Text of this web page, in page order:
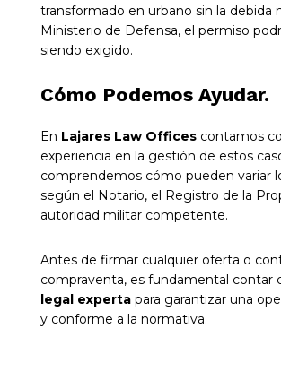
transformado en urbano sin la debida
Ministerio de Defensa, el permiso
siendo exigido.
Cómo Podemos Ayudar.
En Lajares Law Officescontamos
experiencia en la gestión de estos
comprendemos cómo pueden variar
según el Notario, el Registro de la
autoridad militar competente.
Antes de firmar cualquier oferta o
compraventa, es fundamental contar
legal expertapara garantizar una
y conforme a la normativa.